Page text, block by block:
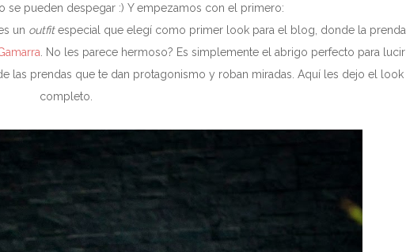
se pueden despegar :) Y empezamos con el primero:
un outfitespecial que elegí como primer look para el blog, donde la prenda
. No les parece hermoso? Es simplemente el abrigo perfecto para lucir
las prendas que te dan protagonismo y roban miradas. Aquí les dejo el look
completo.